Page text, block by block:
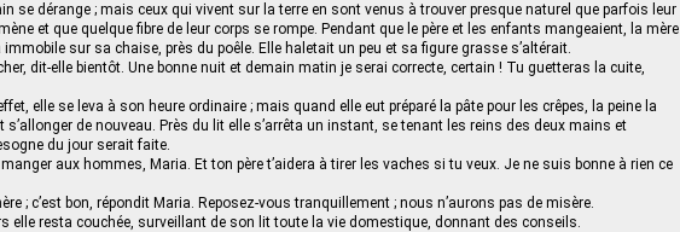
se dérange ; mais ceux qui vivent sur la terre en sont venus à trouver presque naturel que parfois leur
et que quelque fibre de leur corps se rompe. Pendant que le père et les enfants mangeaient, la mère
sur sa chaise, près du poêle. Elle haletait un peu et sa figure grasse s’altérait.
dit-elle bientôt. Une bonne nuit et demain matin je serai correcte, certain ! Tu guetteras la cuite,
elle se leva à son heure ordinaire ; mais quand elle eut préparé la pâte pour les crêpes, la peine la
s’allonger de nouveau. Près du lit elle s’arrêta un instant, se tenant les reins des deux mains et
du jour serait faite.
aux hommes, Maria. Et ton père t’aidera à tirer les vaches si tu veux. Je ne suis bonne à rien ce
; c’est bon, répondit Maria. Reposez-vous tranquillement ; nous n’aurons pas de misère.
elle resta couchée, surveillant de son lit toute la vie domestique, donnant des conseils.